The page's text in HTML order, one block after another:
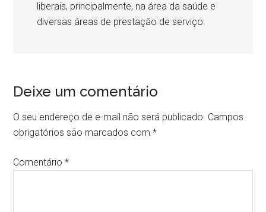
liberais, principalmente, na área da saúde e
diversas áreas de prestação de serviço.
Deixe um comentário
O seu endereço de e-mail não será publicado. Campos
obrigatórios são marcados com*
Comentário*